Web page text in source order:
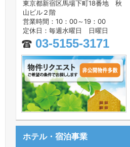
東京都新宿区馬場下町18番地 秋
山ビル２階
営業時間：10：00～19：00
定休日：毎週水曜日 日曜日
03-5155-3171
ホテル・宿泊事業